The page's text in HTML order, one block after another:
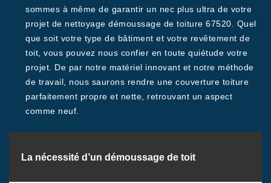
sommes à même de garantir un nec plus ultra de votre
projet de nettoyage démoussage de toiture 67520. Quel
que soit votre type de bâtiment et votre revêtement de
toit, vous pouvez nous confier en toute quiétude votre
projet. De par notre matériel innovant et notre méthode
de travail, nous saurons rendre une couverture toiture
parfaitement propre et nette, retrouvant un aspect
comme neuf.
La nécessité d’un démoussage de toit